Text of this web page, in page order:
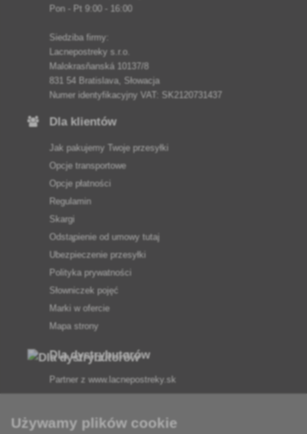
Pon - Pt 9:00 - 16:00
Siedziba firmy:
Lacnepostreky s.r.o.
Malokrasňanská 10137/8
831 54 Bratislava, Słowacja
Numer identyfikacyjny VAT: SK2120731437
Dla klientów
Jak pakujemy Twoje przesyłki
Opcje transportowe
Opcje płatności
Regulamin
Skargi
Odstąpienie od umowy tutaj
Ubezpieczenie przesyłki
Polityka prywatności
Słowniczek pojęć
Marki w ofercie
Mapa strony
Dla dystrybutorów
Partner z www.lacnepostreky.sk
Używamy plików cookie